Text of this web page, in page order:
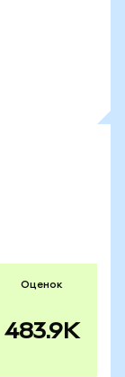
Оценок
483.9K